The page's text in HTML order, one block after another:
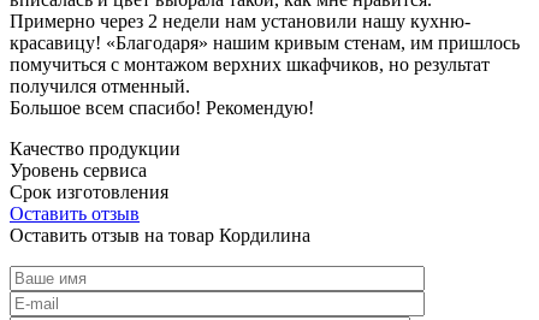
Примерно через 2 недели нам установили нашу кухню-
красавицу! «Благодаря» нашим кривым стенам, им пришлось
помучиться с монтажом верхних шкафчиков, но результат
получился отменный.
Большое всем спасибо! Рекомендую!
Качество продукции
Уровень сервиса
Срок изготовления
Оставить отзыв
Оставить отзыв на товар Кордилина